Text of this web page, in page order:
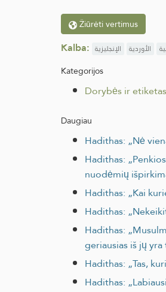
Žiūrėti vertimus
Kalba: الإنجليزية الأوردية
Kategorijos
Dorybės ir etiketas
Daugiau
Hadithas: „Nė
Hadithas:
nuodėmių
Hadithas: „Kai
Hadithas:
Hadithas:
geriausias iš jų
Hadithas: „Tas,
Hadithas: